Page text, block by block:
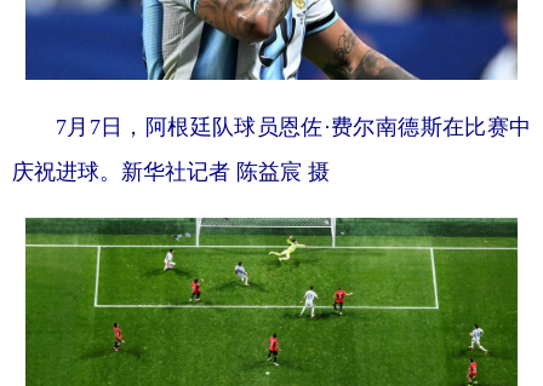
7月7日，阿根廷队球员恩佐·费尔南德斯在比赛中
庆祝进球。新华社记者 陈益宸 摄